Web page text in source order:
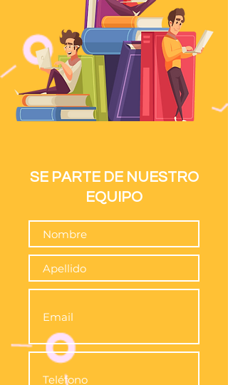
SE PARTE DE NUESTRO
EQUIPO